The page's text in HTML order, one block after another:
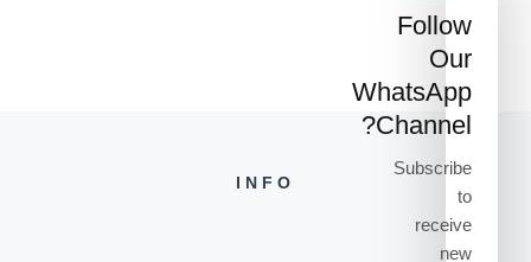
INFO
Follow
Our
WhatsApp
Channel?
Subscribe
to
receive
new